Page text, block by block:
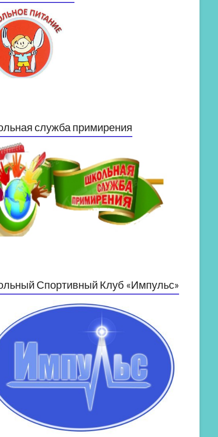
служба примирения
Спортивный Клуб «Импульс»